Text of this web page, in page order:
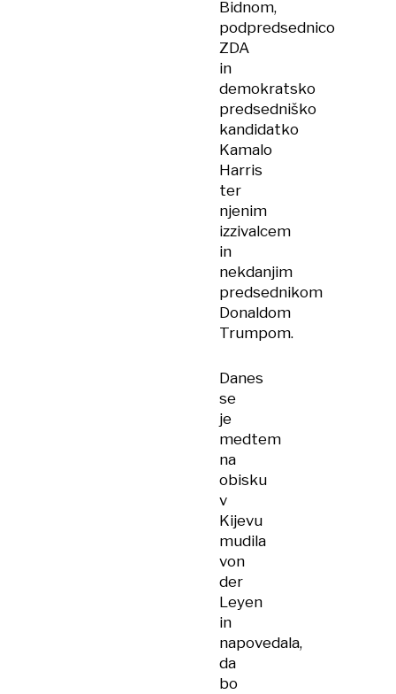
Bidnom,
podpredsednico
ZDA
in
demokratsko
predsedniško
kandidatko
Kamalo
Harris
ter
njenim
izzivalcem
in
nekdanjim
predsednikom
Donaldom
Trumpom.
Danes
se
je
medtem
na
obisku
v
Kijevu
mudila
von
der
Leyen
in
napovedala,
da
bo